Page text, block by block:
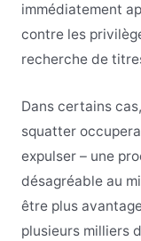
immédiatement
contre les
recherche de
Dans certains
squatter
expulser – une
désagréable au
être plus
plusieurs milliers